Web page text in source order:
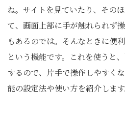
ね。サイトを見ていたり、その
て、画面上部に手が触れられず
もあるのでは。そんなときに便
という機能です。これを使うと
するので、片手で操作しやすく
能の設定法や使い方を紹介します